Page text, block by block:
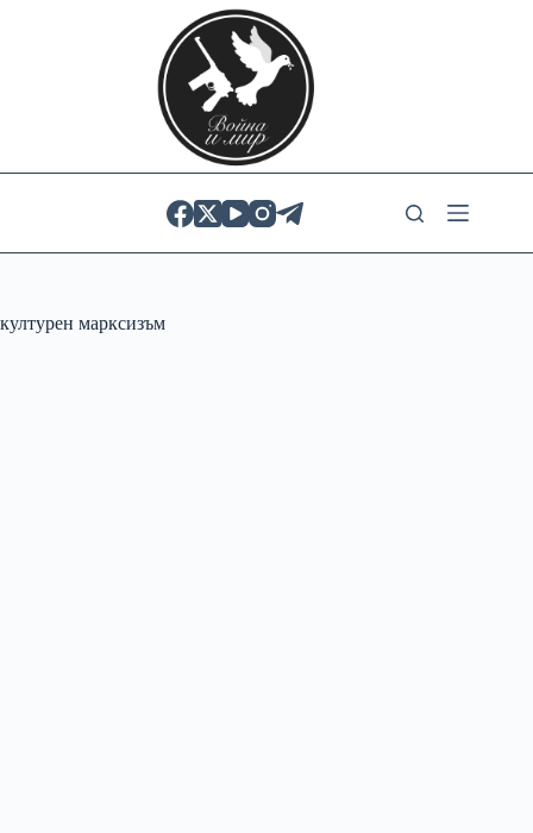
културен марксизъм